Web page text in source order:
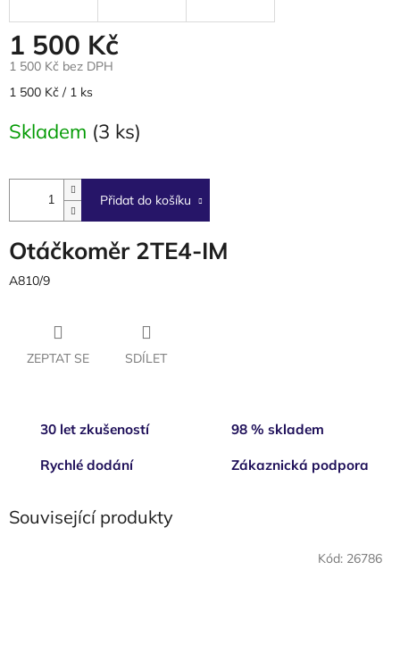
1 500 Kč
1 500 Kč bez DPH
Měrná
1 500 Kč / 1 ks
Skladem (3 ks)
Přidat do košíku
Otáčkoměr 2TE4-IM
A810/9
ZEPTAT SE SDÍLET
30 let zkušeností 98 % skladem
Rychlé dodání Zákaznická podpora
Související produkty
Kód: 26786